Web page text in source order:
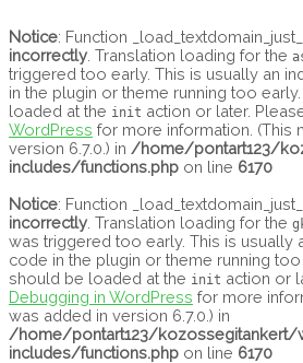
Notice: Function
incorrectly . Translation loading for the
triggered too early. This is usually an
in the plugin or theme running too
loaded at the init action or later.
WordPress for more information. (This
version 6.7.0.) in /home/pontart123/
includes/functions.php on line 6170
Notice: Function
incorrectly . Translation loading for the
was triggered too early. This is usually
code in the plugin or theme running
should be loaded at the init action or
Debugging in WordPress for more
was added in version 6.7.0.) in
/home/pontart123/kozossegitankert/
includes/functions.php on line 6170
to
content